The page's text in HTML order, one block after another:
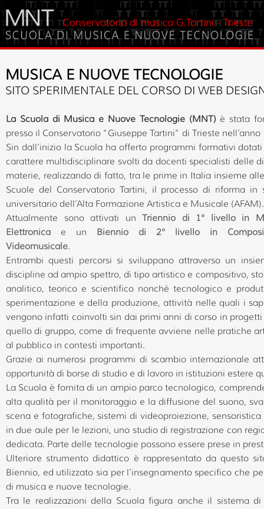
MUSICA E NUOVE TECNOLOGIE
SITO SPERIMENTALE DEL CORSO DI WEB
La Scuola di Musica e Nuove Tecnologie (MNT) è stata
presso il Conservatorio “Giuseppe Tartini” di Trieste nell’anno
Sin dall’inizio la Scuola ha offerto programmi formativi
carattere multidisciplinare svolti da docenti specialisti delle
materie, realizzando di fatto, tra le prime in Italia insieme
Scuole del Conservatorio Tartini, il processo di riforma in
universitario dell’Alta Formazione Artistica e Musicale (AFAM).
Attualmente sono attivati unTriennio di 1° livello in
Elettronica e un Biennio di 2° livello in
Videomusicale.
Entrambi questi percorsi si sviluppano attraverso un
discipline ad ampio spettro, di tipo artistico e compositivo,
analitico, teorico e scientifico nonché tecnologico e
sperimentazione e della produzione, attività nelle quali i
vengono infatti coinvolti sin dai primi anni di corso in
quello di gruppo, come di frequente avviene nelle pratiche
al pubblico in contesti importanti.
Grazie ai numerosi programmi di scambio internazionale
opportunità di borse di studio e di lavoro in istituzioni estere
La Scuola è fornita di un ampio parco tecnologico,
alta qualità per il monitoraggio e la diffusione del suono,
scena e fotografiche, sistemi di videoproiezione,
in due aule per le lezioni, uno studio di registrazione con
dedicata. Parte delle tecnologie possono essere prese in
Ulteriore strumento didattico è rappresentato da questo
Biennio, ed utilizzato sia per l’insegnamento specifico che
di musica e nuove tecnologie.
Tra le realizzazioni della Scuola figura anche il sistema